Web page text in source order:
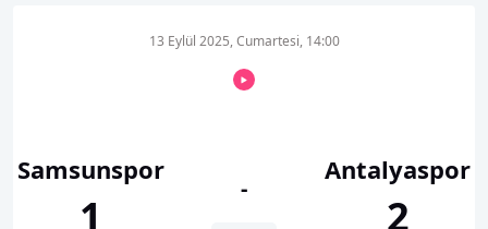
Samsunspor
1
13 Eylül 2025, Cumartesi, 14:00
-
Antalyaspor
2